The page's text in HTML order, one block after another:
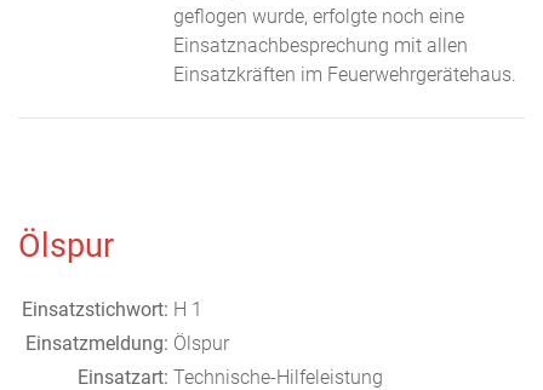
geflogen wurde, erfolgte noch eine
Einsatznachbesprechung mit allen
Einsatzkräften im Feuerwehrgerätehaus.
Ölspur
Einsatzstichwort: H 1
Einsatzmeldung: Ölspur
Einsatzart: Technische-Hilfeleistung